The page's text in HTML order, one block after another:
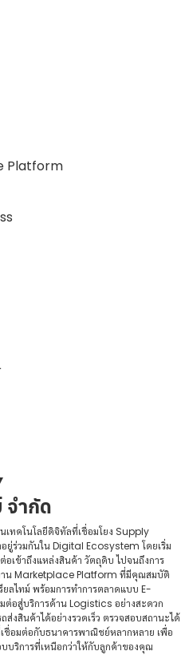
Platform
จำกัด
ทคโนโลยีดิจิทัลที่เชื่อมโยง Supply
ยู่ร่วมกันใน Digital Ecosystem โดยเริ่ม
เข้าถึงแหล่งสินค้า วัตถุดิบ ไปจนถึงการ
าน Marketplace Platform ที่มีคุณสมบัติ
ยลไทม์ พร้อมการทำการตลาดแบบ E-
อสู่บริการด้าน Logistics อย่างสะดวก
งสินค้าได้อย่างรวดเร็ว ตรวจสอบสถานะได้
ชื่อมต่อกับธนาคารพาณิชย์หลากหลาย เพื่อ
ริการที่เหนือกว่าให้กับลูกค้าของคุณ